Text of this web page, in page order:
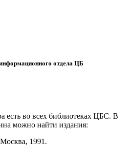
отдела ЦБ
есть во всех библиотеках ЦБС. В
можно найти издания:
1991.